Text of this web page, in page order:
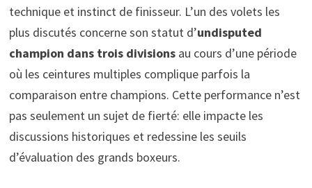
technique et instinct de finisseur. L’un des volets les
plus discutés concerne son statut d’undisputed
champion dans trois divisionsau cours d’une période
où les ceintures multiples complique parfois la
comparaison entre champions. Cette performance n’est
pas seulement un sujet de fierté: elle impacte les
discussions historiques et redessine les seuils
d’évaluation des grands boxeurs.